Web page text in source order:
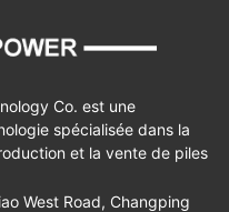
Co. est une
spécialisée dans la
et la vente de piles
West Road, Changping